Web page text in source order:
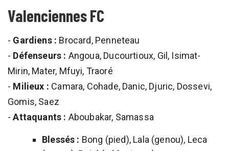
Valenciennes FC
- Gardiens : Brocard, Penneteau
- Défenseurs : Angoua, Ducourtioux, Gil, Isimat-
Mirin, Mater, Mfuyi, Traoré
- Milieux : Camara, Cohade, Danic, Djuric, Dossevi,
Gomis, Saez
-Attaquants : Aboubakar, Samassa
Blessés : Bong (pied), Lala (genou), Leca